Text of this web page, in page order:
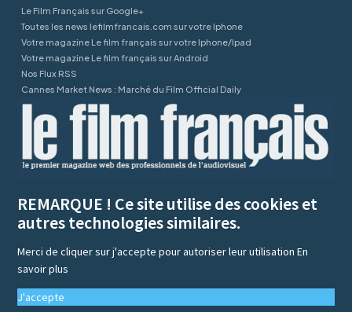
Le Film Français sur Google+
Toutes les news lefilmfrancais.com sur votre Iphone
Votre magazine Le film français sur votre Iphone/Ipad
Votre magazine Le film français sur Android
Nos Flux RSS
Cannes Market News : Marché du Film Official Daily
REMARQUE ! Ce site utilise des cookies et
autres technologies similaires.
Merci de cliquer sur j'accepte pour autoriser leur utilisationEn
savoir plus
J'accepte